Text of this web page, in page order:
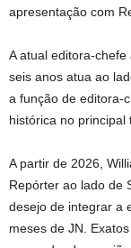
apresentação com
A atual editora-
seis anos atua ao
a função de editora-
histórica no principal
A partir de 2026,
Repórter ao lado de
desejo de integrar a
meses de JN.